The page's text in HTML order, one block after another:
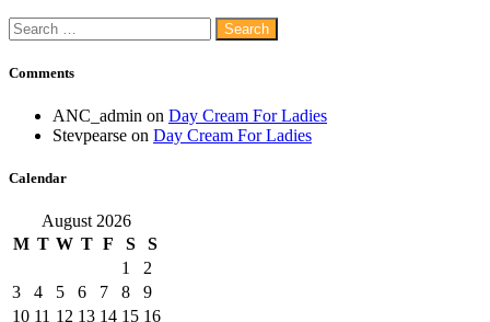
Search
for:
Comments
ANC_admin on Day Cream For Ladies
Stevpearse on Day Cream For Ladies
Calendar
August 2026
M T W T F S
S
1
2
3
4 5 6 7 8
9
10 11 12 13 14 15 16